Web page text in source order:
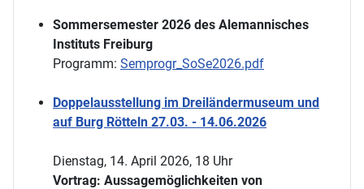
Sommersemester 2026 des Alemannisches
Instituts Freiburg
Programm: Semprogr_SoSe2026.pdf
Doppelausstellung im Dreiländermuseum und
auf Burg Rötteln 27.03. - 14.06.2026
Dienstag, 14. April 2026, 18 Uhr
Vortrag: Aussagemöglichkeiten von